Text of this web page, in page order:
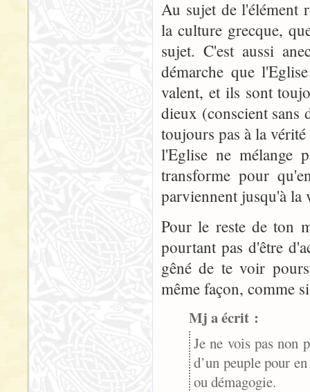
Au sujet de l'élément
la culture grecque,
sujet. C'est aussi
démarche que
valent, et ils sont
dieux (conscient sans
toujours pas à la
l'Eglise ne mélange
transforme pour
parviennent jusqu'à la
Pour le reste de ton
pourtant pas d'être
gêné de te voir
même façon, comme
Mj a écrit :
Je ne vois pas non
d’un peuple pour
ou démagogie.